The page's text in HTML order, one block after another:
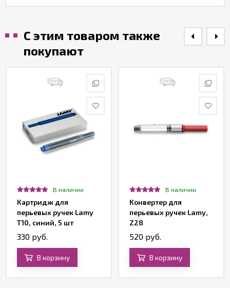
С этим товаром также
покупают
В наличии
Картридж для
перьевых ручек Lamy
T10, синий, 5 шт
330 руб.
В корзину
В наличии
Конвертер для
перьевых ручек Lamy,
Z28
520 руб.
В корзину